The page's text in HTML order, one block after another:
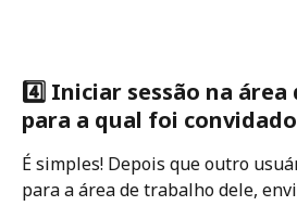
4️⃣ Iniciar sessão na
para a qual foi convidado
É simples! Depois que outro
para a área de trabalho dele,